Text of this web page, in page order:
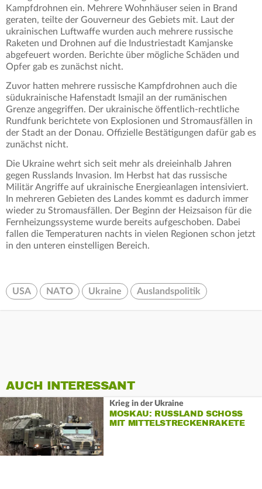
Kampfdrohnen ein. Mehrere Wohnhäuser seien in Brand
geraten, teilte der Gouverneur des Gebiets mit. Laut der
ukrainischen Luftwaffe wurden auch mehrere russische
Raketen und Drohnen auf die Industriestadt Kamjanske
abgefeuert worden. Berichte über mögliche Schäden und
Opfer gab es zunächst nicht.
Zuvor hatten mehrere russische Kampfdrohnen auch die
südukrainische Hafenstadt Ismajil an der rumänischen
Grenze angegriffen. Der ukrainische öffentlich-rechtliche
Rundfunk berichtete von Explosionen und Stromausfällen in
der Stadt an der Donau. Offizielle Bestätigungen dafür gab es
zunächst nicht.
Die Ukraine wehrt sich seit mehr als dreieinhalb Jahren
gegen Russlands Invasion. Im Herbst hat das russische
Militär Angriffe auf ukrainische Energieanlagen intensiviert.
In mehreren Gebieten des Landes kommt es dadurch immer
wieder zu Stromausfällen. Der Beginn der Heizsaison für die
Fernheizungssysteme wurde bereits aufgeschoben. Dabei
fallen die Temperaturen nachts in vielen Regionen schon jetzt
in den unteren einstelligen Bereich.
USA NATO Ukraine Auslandspolitik
AUCH INTERESSANT
Krieg in der Ukraine
MOSKAU: RUSSLAND SCHOSS
MIT MITTELSTRECKENRAKETE